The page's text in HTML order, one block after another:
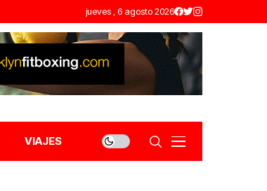
jueves , 6 agosto 2026
VIAJES